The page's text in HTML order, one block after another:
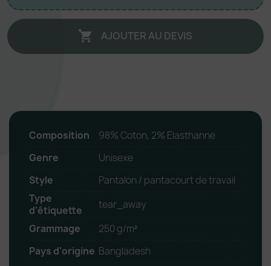
 AJOUTER AU DEVIS
Composition
98% Coton, 2% Elasthanne
Genre
Unisexe
Style
Pantalon / pantacourt de travail
Type
d'étiquette
tear_away
Grammage
250 g/m²
Pays d'origine Bangladesh